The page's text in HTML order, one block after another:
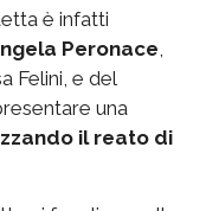
è infatti
Peronace
Felini, e del
una
il reato di